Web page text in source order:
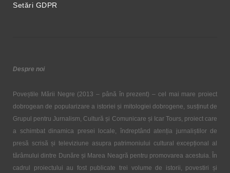
Setări GDPR
Despre noi
Poveștile Mării Negre (2013 – până în prezent) – cel mai mare proiect
dobrogean de popularizare a istoriei și mitologiei dobrogene, susținut de
Grupul pentru Jurnalism, Cultură și Comunicare și Icar Tours, proiect care
a schimbat dinamica presei locale, îndreptând atenția jurnaliștilor de
presă scrisă și televiziune asupra patrimoniului cultural excepțional al
tărâmului dintre Dunăre și Marea Neagră pentru promovarea acestuia. În
cadrul proiectului au fost publicate trei volume de istorii, povestiri și